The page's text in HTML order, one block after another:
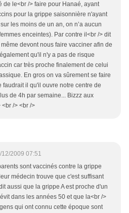
de le<br /> faire pour Hanaé, ayant
pour la grippe saisonnière n'ayant
les moins de un an, on n’a aucun
enceintes). Par contre il<br /> dit
devont nous faire vacciner afin de
qu'il n'y a pas de risque
car très proche finalement de celui
En gros on va sûrement se faire
faudrait il qu'il ouvre notre centre de
de 4h par semaine... Bizzz aux
<br /> <br />
12/2009 07:51
sont vaccinés contre la grippe
médecin trouve que c'est suffisant
aussi que la grippe A est proche d'un
dans les années 50 et que la<br />
qui ont connu cette époque sont